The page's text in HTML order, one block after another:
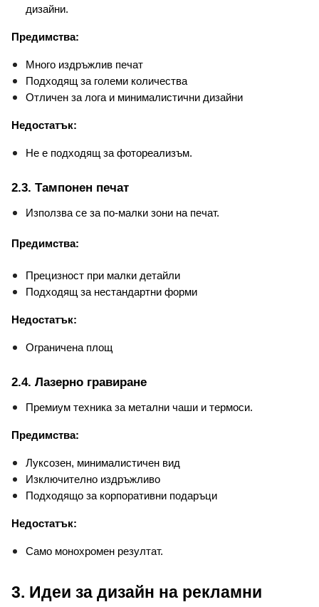
дизайни.
Предимства:
Много издръжлив печат
Подходящ за големи количества
Отличен за лога и минималистични дизайни
Недостатък:
Не е подходящ за фотореализъм.
2.3. Тампонен печат
Използва се за по-малки зони на печат.
Предимства:
Прецизност при малки детайли
Подходящ за нестандартни форми
Недостатък:
Ограничена площ
2.4. Лазерно гравиране
Премиум техника за метални чаши и термоси.
Предимства:
Луксозен, минималистичен вид
Изключително издръжливо
Подходящо за корпоративни подаръци
Недостатък:
Само монохромен резултат.
3. Идеи за дизайн на рекламни